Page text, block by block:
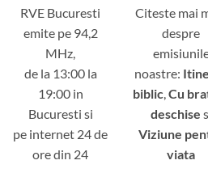
RVE Bucuresti
emite pe 94,2
MHz,
de la 13:00 la
19:00 in
Bucuresti si
pe internet 24 de
ore din 24
Citeste mai
despre
noastre:
biblic,Cu
deschise
Viziune
viata